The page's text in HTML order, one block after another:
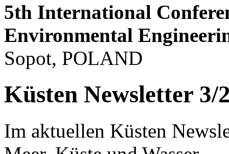
5th International
Environmental
Sopot, POLAND
Küsten Newsletter 3/
Im aktuellen Küsten